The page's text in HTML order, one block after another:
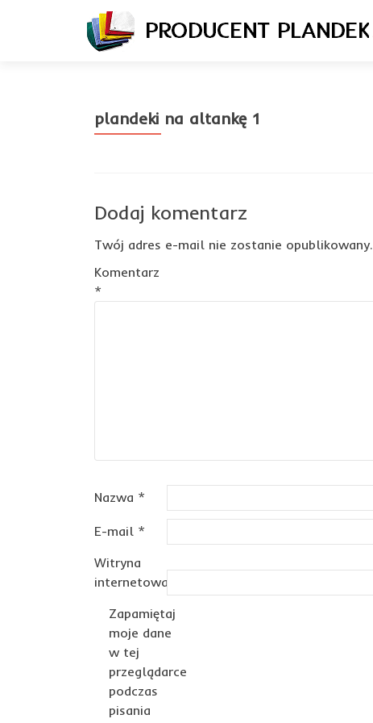
plandeki na altankę 1
Dodaj komentarz
Twój adres e-mail nie zostanie opublikowany.
Komentarz
*
Nazwa *
E-mail *
Witryna
internetowa
Zapamiętaj
moje dane
w tej
przeglądarce
podczas
pisania